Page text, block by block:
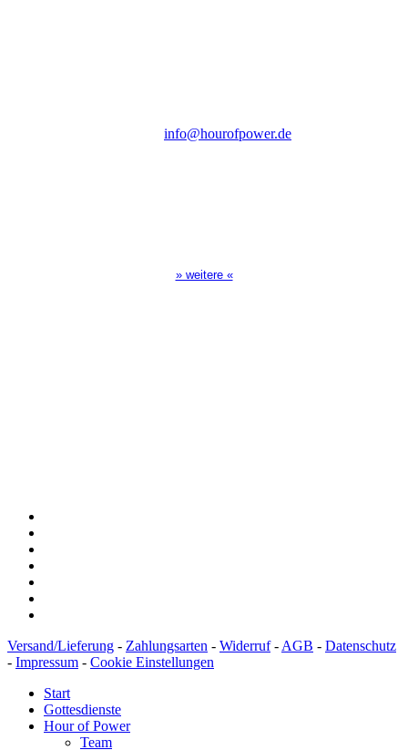
info@hourofpower.de
» weitere «
Versand/Lieferung - Zahlungsarten - Widerruf- AGB - Datenschutz
- Impressum - Cookie Einstellungen
Start
Gottesdienste
Hour of Power
Team